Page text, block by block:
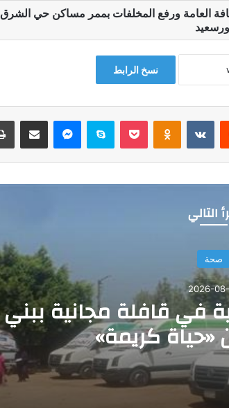
العامة ورفع المخلفات بممر مساكن حي الشرق
نسخ الرابط
سكايب
التالي
صحة
2026-
طبية في قافلة مجانية ببني
كريمة»